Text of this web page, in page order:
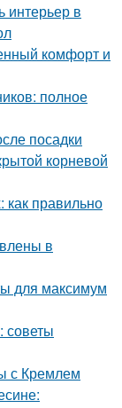
интерьер в
комфорт и
полное
посадки
корневой
правильно
в
для максимум
советы
с Кремлем